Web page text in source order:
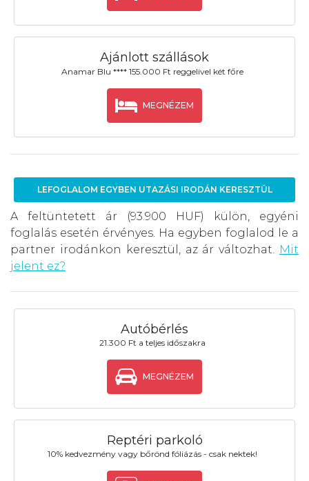
Ajánlott szállások
Anamar Blu **** 155.000 Ft reggelivel két főre
MEGNÉZEM
LEFOGLALOM EGYBEN UTAZÁSI IRODÁN KERESZTÜL
A feltüntetett ár (93.900 HUF) külön, egyéni
foglalás esetén érvényes. Ha egyben foglalod le a
partner irodánkon keresztül, az ár változhat.
Mit
jelent ez?
Autóbérlés
21.300 Ft a teljes időszakra
MEGNÉZEM
Reptéri parkoló
10% kedvezmény vagy bőrönd fóliázás - csak nektek!